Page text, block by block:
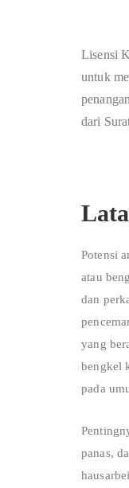
Lisensi
untuk
dari
Potensi a
atau beng
dan perk
pencem
yang be
bengkel
pada
panas,